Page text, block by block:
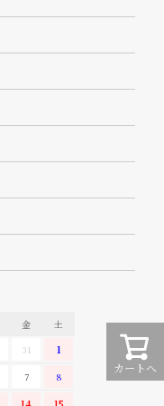
カートへ
金
土
31
1
7
8